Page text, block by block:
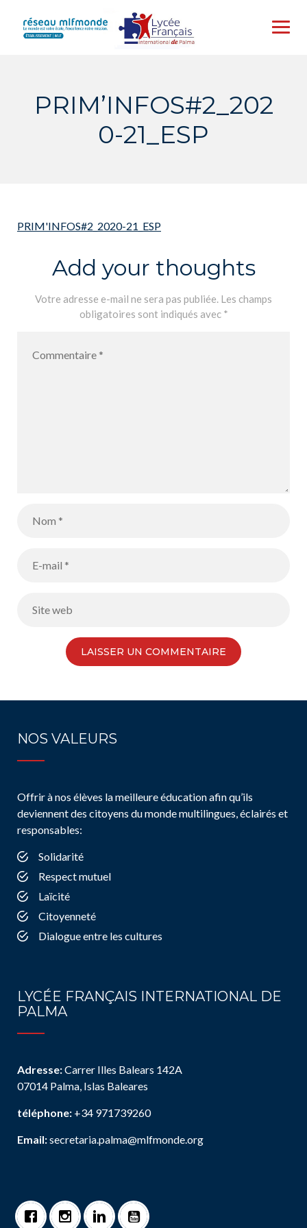
content
PRIM’INFOS#2_202
0-21_ESP
PRIM'INFOS#2_2020-21_ESP
Add your thoughts
Votre adresse e-mail ne sera pas publiée. Les champs
obligatoires sont indiqués avec *
NOS VALEURS
Offrir à nos élèves la meilleure éducation afin qu’ils
deviennent des citoyens du monde multilingues, éclairés et
responsables:
Solidarité
Respect mutuel
Laïcité
Citoyenneté
Dialogue entre les cultures
LYCÉE FRANÇAIS INTERNATIONAL DE
PALMA
Adresse:Carrer Illes Balears 142A
07014 Palma, Islas Baleares
téléphone: +34 971739260
Email:secretaria.palma@mlfmonde.org